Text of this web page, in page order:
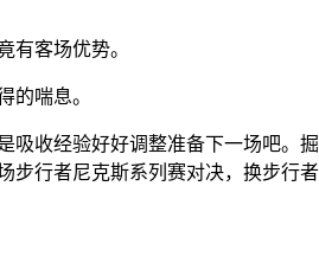
有客场优势。
的喘息。
收经验好好调整准备下一场吧
行者尼克斯系列赛对决，换步行